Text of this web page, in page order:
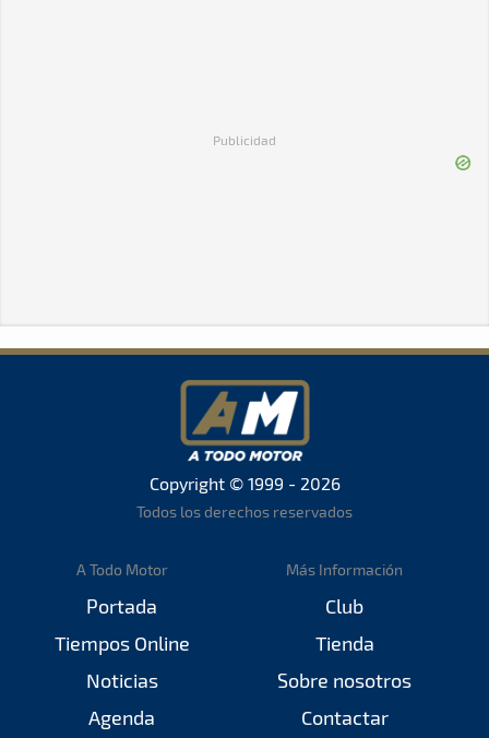
Publicidad
Copyright © 1999 - 2026
Todos los derechos reservados
A Todo Motor
Portada
Tiempos Online
Noticias
Agenda
Más Información
Club
Tienda
Sobre nosotros
Contactar